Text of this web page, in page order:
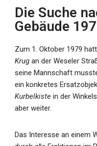
Die Suche
Gebäude
Zum 1. Oktober 1979
Krug an der Weseler
seine Mannschaft
ein konkretes
Kurbelkiste in der
aber weiter.
Das Interesse an einem